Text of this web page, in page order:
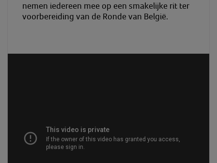
nemen iedereen mee op een smakelijke rit ter
voorbereiding van de Ronde van België.